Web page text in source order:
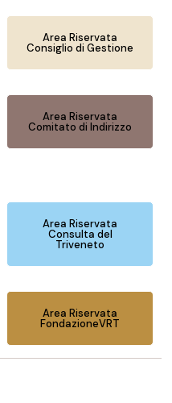
Area Riservata
Consiglio di Gestione
Area Riservata
Comitato di Indirizzo
Area Riservata
Consulta del
Triveneto
Area Riservata
FondazioneVRT